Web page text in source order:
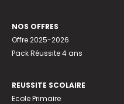
NOS OFFRES
Offre 2025-2026
Pack Réussite 4 ans
REUSSITE SCOLAIRE
Ecole Primaire